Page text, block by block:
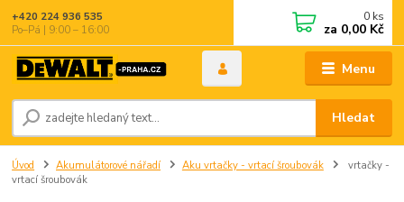
Menu
Hledat
+420 224 936 535
Po–Pá | 9:00 – 16:00
0 ks
za 0,00 Kč
Úvod Akumulátorové nářadí Aku vrtačky - vrtací šroubovák
vrtačky -
vrtací šroubovák